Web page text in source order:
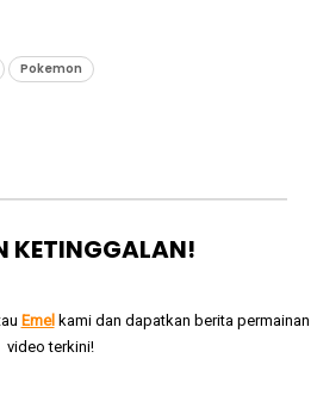
Pokemon
KETINGGALAN!
Emel kami dan dapatkan berita permainan
video terkini!